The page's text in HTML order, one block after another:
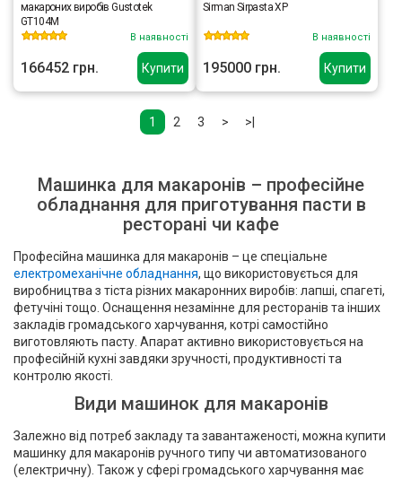
Купити
макароних виробів Gustotek
GT104M
В наявності
166452 грн. Купити
Sirman Sirpasta XP
В наявності
195000 грн.
1 2 3 > >|
Машинка для макаронів – професійне
обладнання для приготування пасти в
ресторані чи кафе
Професійна машинка для макаронів – це спеціальне
електромеханічне обладнання, що використовується для
виробництва з тіста різних макаронних виробів: лапші, спагеті,
фетучіні тощо. Оснащення незамінне для ресторанів та інших
закладів громадського харчування, котрі самостійно
виготовляють пасту. Апарат активно використовується на
професійній кухні завдяки зручності, продуктивності та
контролю якості.
Види машинок для макаронів
Залежно від потреб закладу та завантаженості, можна купити
машинку для макаронів ручного типу чи автоматизованого
(електричну). Також у сфері громадського харчування має